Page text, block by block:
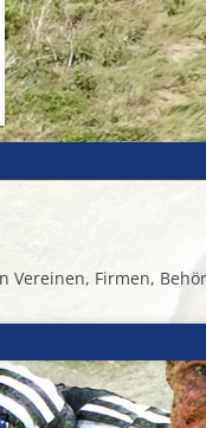
Vereinen, Firmen,